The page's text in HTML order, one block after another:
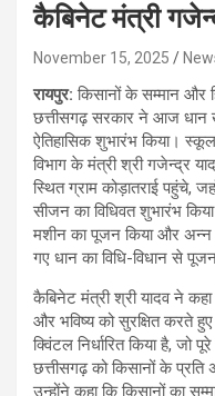
कैबिनेट मंत्री
November 15, 2025
रायपुर:किसानों के सम्मान और
छत्तीसगढ़ सरकार ने आज धान
ऐतिहासिक शुभारंभ किया। स्कूल
विभाग के मंत्री श्री गजेन्द्र
स्थित ग्राम कोड़ातराई पहुंचे,
सीजन का विधिवत शुभारंभ
मशीन का पूजन किया और अन्न
गए धान का विधि-विधान से
कैबिनेट मंत्री श्री यादव ने
और भविष्य को सुरक्षित करते
क्विंटल निर्धारित किया है,
छत्तीसगढ़ को किसानों के प्रति
उन्होंने कहा कि किसानों का